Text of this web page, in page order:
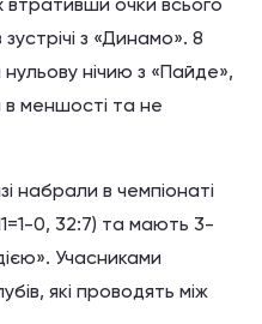
з «Динамо». 8
нічию з «Пайде»,
в меншості та не
набрали в чемпіонаті
0, 32:7) та мають 3-
Учасниками
які проводять між